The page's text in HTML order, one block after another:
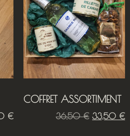
€
COFFRET ASSORTIMENT
36,50€ 33,50 €